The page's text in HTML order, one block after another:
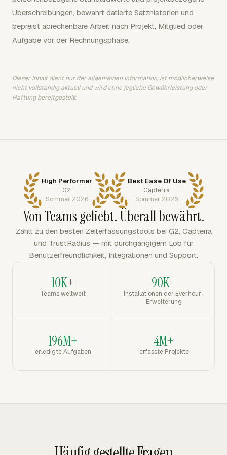
Überschreibungen, bewahrt datierte Satzhistorien und
bepreist abrechenbare Arbeit nach Projekt, Mitglied oder
Aufgabe vor der Rechnungsphase.
Dieser Inhalt dient nur der allgemeinen Information, ist möglicherweise
nicht vollständig aktuell und wird ohne jegliche Gewährleistung oder
Haftung bereitgestellt.
High Performer
G2
Sommer 2026
Best Ease Of Use
Capterra
Sommer 2026
Von Teams geliebt. Überall bewährt.
Zählt zu den besten Zeiterfassungstools bei G2, Capterra
und TrustRadius — mit durchgängigem Lob für
Benutzerfreundlichkeit, Integrationen und Support.
10K+
Teams weltweit
90K+
Installationen der Everhour-
Erweiterung
196M+
erledigte Aufgaben
4M+
erfasste Projekte